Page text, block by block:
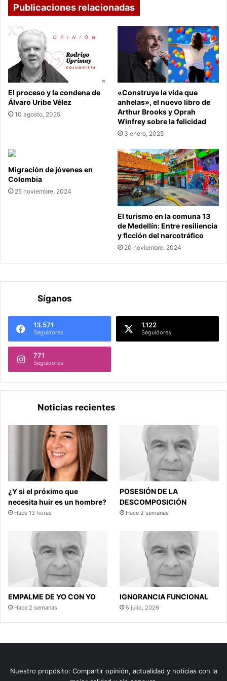
Publicaciones relacionadas
El proceso y la condena de
Álvaro Uribe Vélez
10 agosto, 2025
«Construye la vida que
anhelas», el nuevo libro de
Arthur Brooks y Oprah
Winfrey sobre la felicidad
3 enero, 2025
Migración de jóvenes en
Colombia
25 noviembre, 2024
El turismo en la comuna 13
de Medellín: Entre resiliencia
y ficción del narcotráfico
20 noviembre, 2024
Síganos
13.571
Seguidores
1.122
Seguidores
771
Seguidores
Noticias recientes
¿Y si el próximo que
necesita huir es un hombre?
Hace 13 horas
POSESIÓN DE LA
DESCOMPOSICIÓN
Hace 2 semanas
EMPALME DE YO CON YO
Hace 2 semanas
IGNORANCIA FUNCIONAL
5 julio, 2026
Nuestro propósito: Compartir opinión, actualidad y noticias con la